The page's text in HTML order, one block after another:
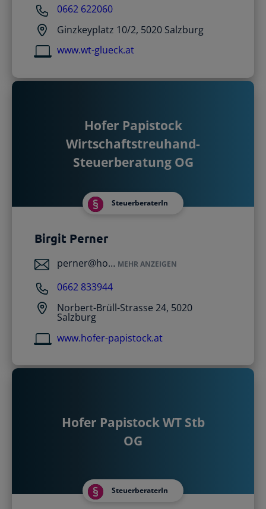
0662 622060
Ginzkeyplatz 10/2, 5020 Salzburg
www.wt-glueck.at
Hofer Papistock
Wirtschaftstreuhand-
Steuerberatung OG
SteuerberaterIn
Birgit Perner
perner@ho… MEHR ANZEIGEN
0662 833944
Norbert-Brüll-Strasse 24, 5020
Salzburg
www.hofer-papistock.at
Hofer Papistock WT Stb
OG
SteuerberaterIn